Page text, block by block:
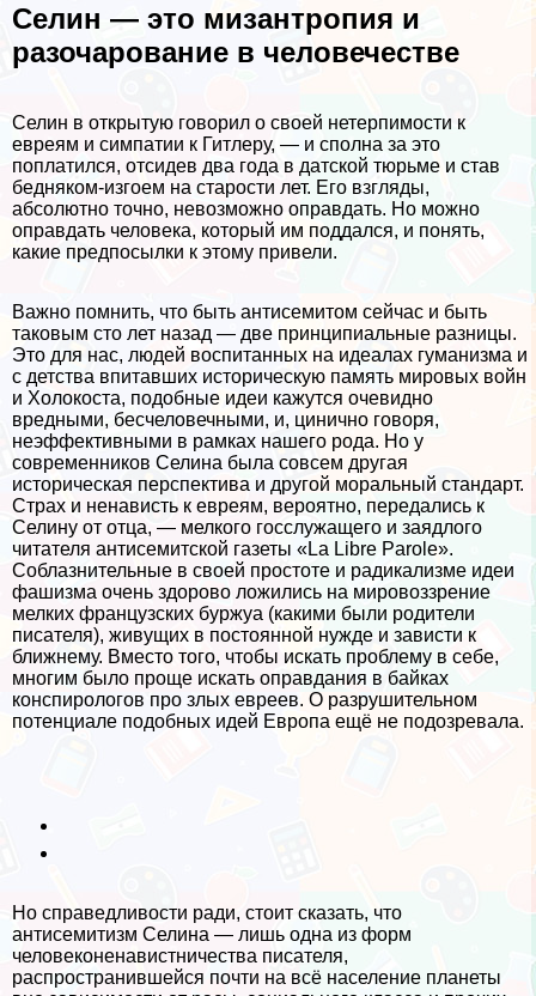
Селин — это мизантропия и
разочарование в человечестве
Селин в открытую говорил о своей нетерпимости к
евреям и симпатии к Гитлеру, — и сполна за это
поплатился, отсидев два года в датской тюрьме и став
бедняком-изгоем на старости лет. Его взгляды,
абсолютно точно, невозможно оправдать. Но можно
оправдать человека, который им поддался, и понять,
какие предпосылки к этому привели.
Важно помнить, что быть антисемитом сейчас и быть
таковым сто лет назад — две принципиальные разницы.
Это для нас, людей воспитанных на идеалах гуманизма и
с детства впитавших историческую память мировых войн
и Холокоста, подобные идеи кажутся очевидно
вредными, бесчеловечными, и, цинично говоря,
неэффективными в рамках нашего рода. Но у
современников Селина была совсем другая
историческая перспектива и другой мopaльный стандарт.
Страх и ненависть к евреям, вероятно, передались к
Селину от отца, — мелкого госслужащего и заядлого
читателя антисемитской газеты «La Libre Parole».
Coблaзнительные в своей простоте и радикализме идеи
фашизма очень здорово ложились на мировоззрение
мелких французских буржуа (какими были родители
писателя), живущих в постоянной нужде и зависти к
ближнему. Вместо того, чтобы искать проблему в себе,
многим было проще искать оправдания в байках
конспирологов про злых евреев. О разрушительном
потенциале подобных идей Европа ещё не подозревала.
Но справедливости ради, стоит сказать, что
антисемитизм Селина — лишь одна из форм
человеконенавистничества писателя,
распространившейся почти на всё население планеты